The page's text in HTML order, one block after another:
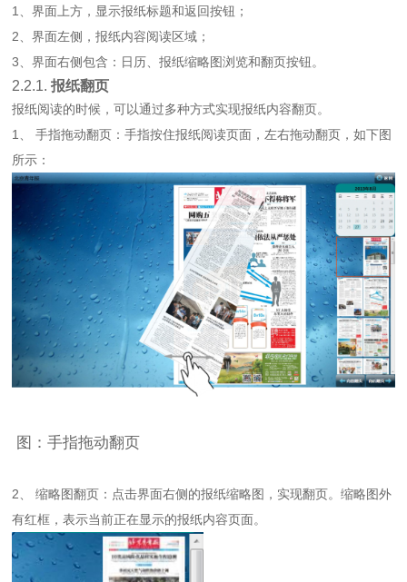
1、界面上方，显示报纸标题和返回按钮；
2、界面左侧，报纸内容阅读区域；
3、界面右侧包含：日历、报纸缩略图浏览和翻页按钮。
2.2.1.报纸翻页
报纸阅读的时候，可以通过多种方式实现报纸内容翻页。
1、 手指拖动翻页：手指按住报纸阅读页面，左右拖动翻页，如下图
所示：
图：手指拖动翻页
2、 缩略图翻页：点击界面右侧的报纸缩略图，实现翻页。缩略图外
有红框，表示当前正在显示的报纸内容页面。